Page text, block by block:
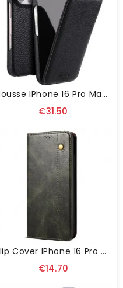
Housse IPhone 16 Pro Max Flip Vertical MELKCO
€31.50
Flip Cover IPhone 16 Pro Max Simili Cuir Ciré
€14.70